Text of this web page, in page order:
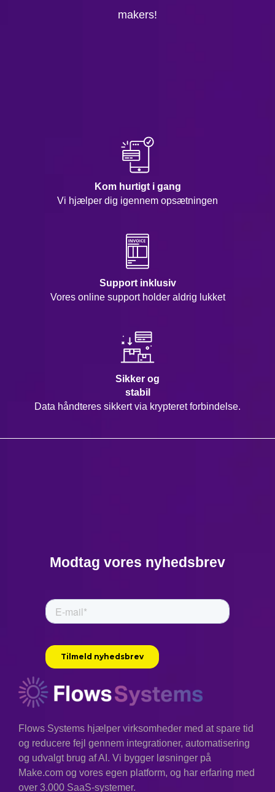
makers!
Kom hurtigt i gang
Vi hjælper dig igennem opsætningen
Support inklusiv
Vores online support holder aldrig lukket
Sikker og
stabil
Data håndteres sikkert via krypteret forbindelse.
Modtag vores nyhedsbrev
Flows Systems hjælper virksomheder med at spare tid
og reducere fejl gennem integrationer, automatisering
og udvalgt brug af AI. Vi bygger løsninger på
Make.com og vores egen platform, og har erfaring med
over 3.000 SaaS-systemer.